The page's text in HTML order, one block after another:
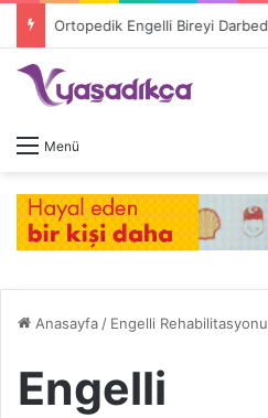
Menü
Anasayfa/ Engelli Rehabilitasyonu
Engelli